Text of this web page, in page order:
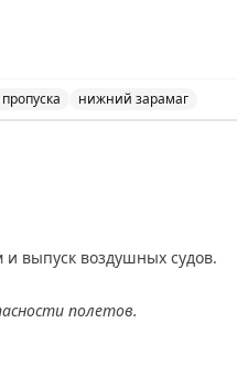
нижний зарамаг
и выпуск воздушных судов.
полетов.